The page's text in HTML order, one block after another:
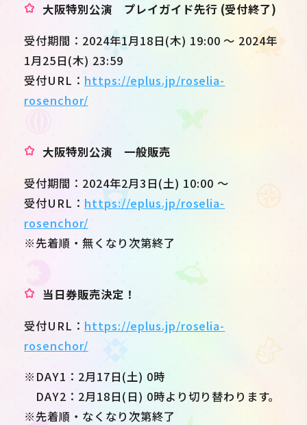
大阪特別公演 プレイガイド先行 (受付終了)
受付期間：2024年1月18日(木) 19:00 ～ 2024年
1月25日(木) 23:59
受付URL： https://eplus.jp/roselia-
rosenchor/
大阪特別公演 一般販売
受付期間：2024年2月3日(土) 10:00 ～
受付URL： https://eplus.jp/roselia-
rosenchor/
※先着順・無くなり次第終了
当日券販売決定！
受付URL： https://eplus.jp/roselia-
rosenchor/
※DAY1：2月17日(土) 0時
DAY2：2月18日(日) 0時より切り替わります。
※先着順・なくなり次第終了